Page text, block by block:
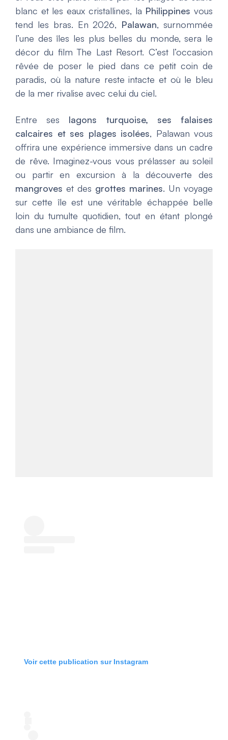
blanc et les eaux cristallines, la Philippines vous
tend les bras. En 2026, Palawan, surnommée
l’une des îles les plus belles du monde, sera le
décor du filmThe Last Resort. C’est l’occasion
rêvée de poser le pied dans ce petit coin de
paradis, où la nature reste intacte et où le bleu
de la mer rivalise avec celui du ciel.
Entre ses lagons turquoise, ses falaises
calcaires et ses plages isolées, Palawan vous
offrira une expérience immersive dans un cadre
de rêve. Imaginez-vous vous prélasser au soleil
ou partir en excursion à la découverte des
mangroves et des grottes marines. Un voyage
sur cette île est une véritable échappée belle
loin du tumulte quotidien, tout en étant plongé
dans une ambiance de film.
Voir cette publication sur Instagram